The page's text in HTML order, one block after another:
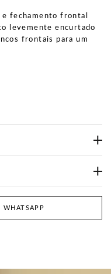
fechamento frontal
levemente encurtado
frontais para um
WHATSAPP